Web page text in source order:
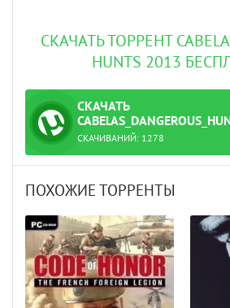
СКАЧАТЬ ТОРРЕНТ
HUNTS 2013
СКАЧАТЬ
ТОРРЕНТ
СКАЧИВАНИЙ: 1278
ПОХОЖИЕ ТОРРЕНТЫ